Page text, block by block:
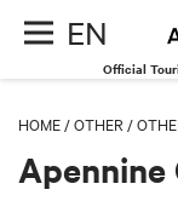
EN
Official
HOME /OTHER /
Apennine